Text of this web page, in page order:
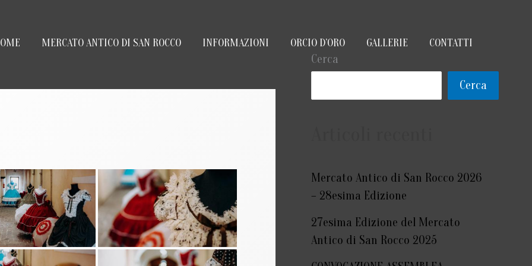
MERCATO ANTICO DI SAN ROCCO INFORMAZIONI ORCIO D’ORO GALLERIE CONTATTI
Cerca
Cerca
Mercato Antico di San Rocco 2026
– 28esima Edizione
27esima Edizione del Mercato
Antico di San Rocco 2025